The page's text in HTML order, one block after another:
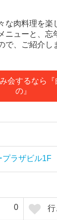
肉料理を楽
ニューと、
、ご紹介し
会するなら
の』
プラザビル1F
0 行